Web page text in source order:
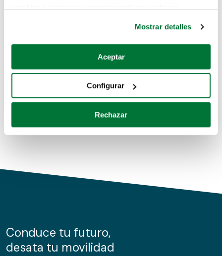
Si lo permite, también quisiéramos:
Recopilar información sobre su ubicación geográfica
Identificar su dispositivo analizándolo activamente
para buscar características específicas (huellas
Obtenga más información sobre cómo se procesan sus
de cookies.
información sobre el uso que haga del sitio web con
nuestros partners de redes sociales, publicidad y análisis
Mostrar detalles
Aceptar
Configurar
Rechazar
Coches de segunda mano
Coches de km0
Conduce tu futuro,
desata tu movilidad